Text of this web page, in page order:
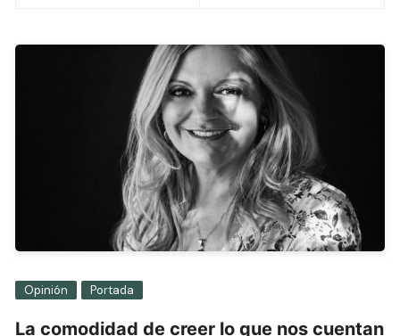
Opinión Portada
La comodidad de creer lo que nos cuentan